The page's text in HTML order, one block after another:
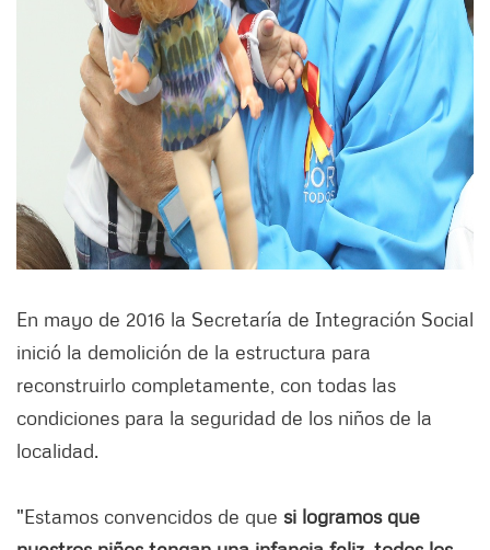
En mayo de 2016 la Secretaría de Integración Social
inició la demolición de la estructura para
reconstruirlo completamente, con todas las
condiciones para la seguridad de los niños de la
localidad.
"Estamos convencidos de que si logramos que